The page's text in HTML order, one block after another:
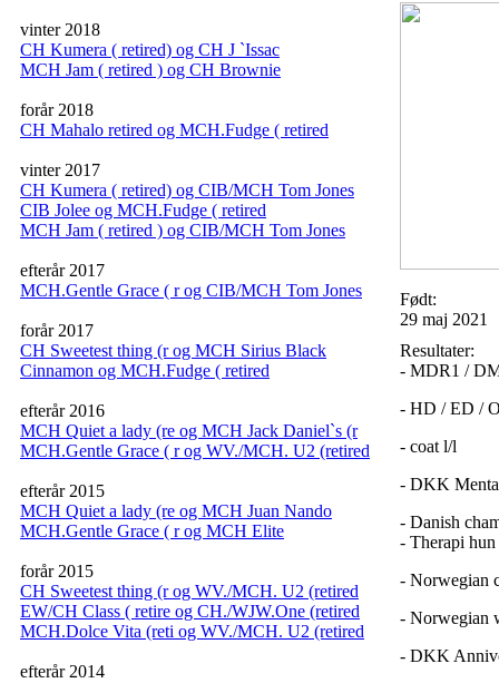
vinter 2018
CH Kumera ( retired) og CH J `Issac
MCH Jam ( retired ) og CH Brownie
forår 2018
CH Mahalo retired og MCH.Fudge ( retired
vinter 2017
CH Kumera ( retired) og CIB/MCH Tom Jones
CIB Jolee og MCH.Fudge ( retired
MCH Jam ( retired ) og CIB/MCH Tom Jones
efterår 2017
MCH.Gentle Grace ( r og CIB/MCH Tom Jones
forår 2017
CH Sweetest thing (r og MCH Sirius Black
Cinnamon og MCH.Fudge ( retired
efterår 2016
MCH Quiet a lady (re og MCH Jack Daniel`s (r
MCH.Gentle Grace ( r og WV./MCH. U2 (retired
efterår 2015
MCH Quiet a lady (re og MCH Juan Nando
MCH.Gentle Grace ( r og MCH Elite
forår 2015
CH Sweetest thing (r og WV./MCH. U2 (retired
EW/CH Class ( retire og CH./WJW.One (retired
MCH.Dolce Vita (reti og WV./MCH. U2 (retired
efterår 2014
Født:
29 maj 2021
Resultater:
- MDR1 /
- HD / ED /
- coat l/l
- DKK
- Danish
- Therapi
- Norwegian
- Norwegian
- DKK